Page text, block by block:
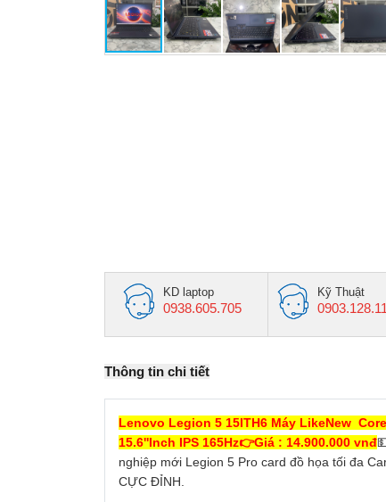
KD laptop
0938.605.705
Kỹ Thuật
Thông tin chi tiết
Lenovo Legion 5 15ITH6 Máy LikeNew
15.6''Inch IPS 165Hz👉Giá : 14.900.000 vnđ
nghiệp mới Legion 5 Pro card đồ họa tối đa
CỰC ĐỈNH.